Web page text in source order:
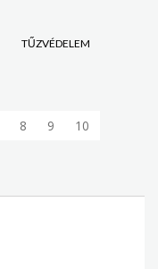
TŰZVÉDELEM
8 9 10